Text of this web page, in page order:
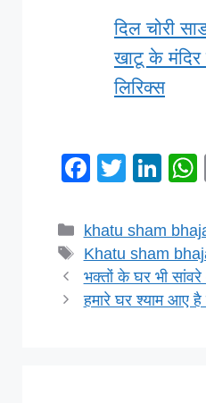
दिल चोरी
खाटू के मंदिर
लिरिक्स
F
c
e
b
o
T
tt
er
Li
k
e
dI
n
Categories
khatu sham
Tags
Khatu sham
भक्तों के घर भी
हमारे घर श्याम आए